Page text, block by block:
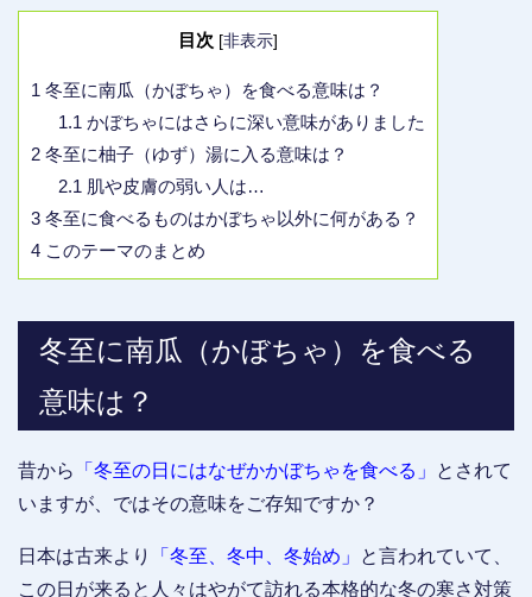
目次 [非表示]
1 冬至に南瓜（かぼちゃ）を食べる意味は？
1.1 かぼちゃにはさらに深い意味がありました
2 冬至に柚子（ゆず）湯に入る意味は？
2.1 肌や皮膚の弱い人は…
3 冬至に食べるものはかぼちゃ以外に何がある？
4 このテーマのまとめ
冬至に南瓜（かぼちゃ）を食べる
意味は？
昔から 「冬至の日にはなぜかかぼちゃを食べる」
とされて
いますが、ではその意味をご存知ですか？
日本は古来より 「冬至、冬中、冬始め」
と言われていて、
この日が来ると人々はやがて訪れる本格的な冬の寒さ対策